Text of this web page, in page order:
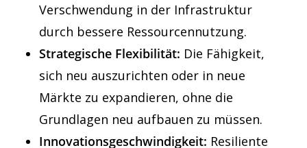
Verschwendung in der Infrastruktur
durch bessere Ressourcennutzung.
Strategische Flexibilität: Die Fähigkeit,
sich neu auszurichten oder in neue
Märkte zu expandieren, ohne die
Grundlagen neu aufbauen zu müssen.
Innovationsgeschwindigkeit: Resiliente